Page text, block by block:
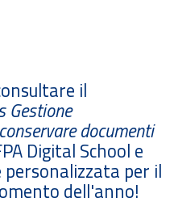
il
Gestione
documenti
Digital School e
per il
dell'anno!